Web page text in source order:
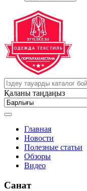
Қаланы таңдаңыз
Главная
Новости
Полезные статьи
Обзоры
Видео
Санат